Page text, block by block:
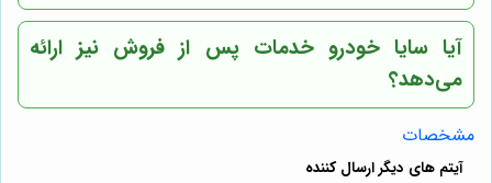
آیا سایا خودرو خدمات پس از فروش نیز ارائه
می‌دهد؟
مشخصات